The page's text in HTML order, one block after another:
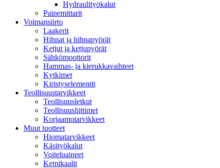
Hydraulityökalut
Painemittarit
Voimansiirto
Laakerit
Hihnat ja hihnapyörät
Ketjut ja ketjupyörät
Sähkömoottorit
Hammas- ja kierukkavaihteet
Kytkimet
Kiristyselementit
Teollisuustarvikkeet
Teollisuusletkut
Teollisuusliittimet
Korjaamotarvikkeet
Muut tuotteet
Hiomatarvikkeet
Käsityökalut
Voiteluaineet
Kemikaalit